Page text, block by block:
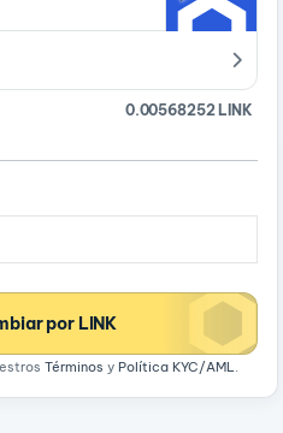
0.00568252 LINK
por LINK
Términos y Política KYC/AML.